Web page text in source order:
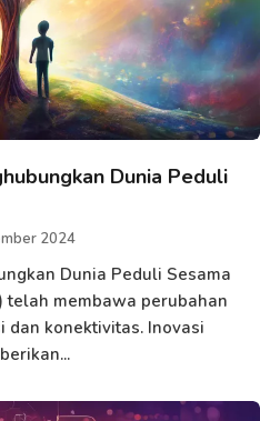
Dunia Peduli
2024
Dunia Peduli Sesama
telah membawa perubahan
dan konektivitas. Inovasi